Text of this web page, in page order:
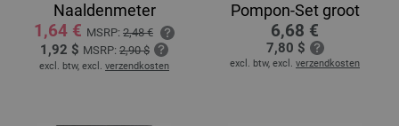
Naaldenmeter
1,64 € MSRP: 2,48 €
1,92 $ MSRP: 2,90 $
excl. btw, excl. verzendkosten
Pompon-Set groot
6,68 €
7,80 $
excl. btw, excl. verzendkosten